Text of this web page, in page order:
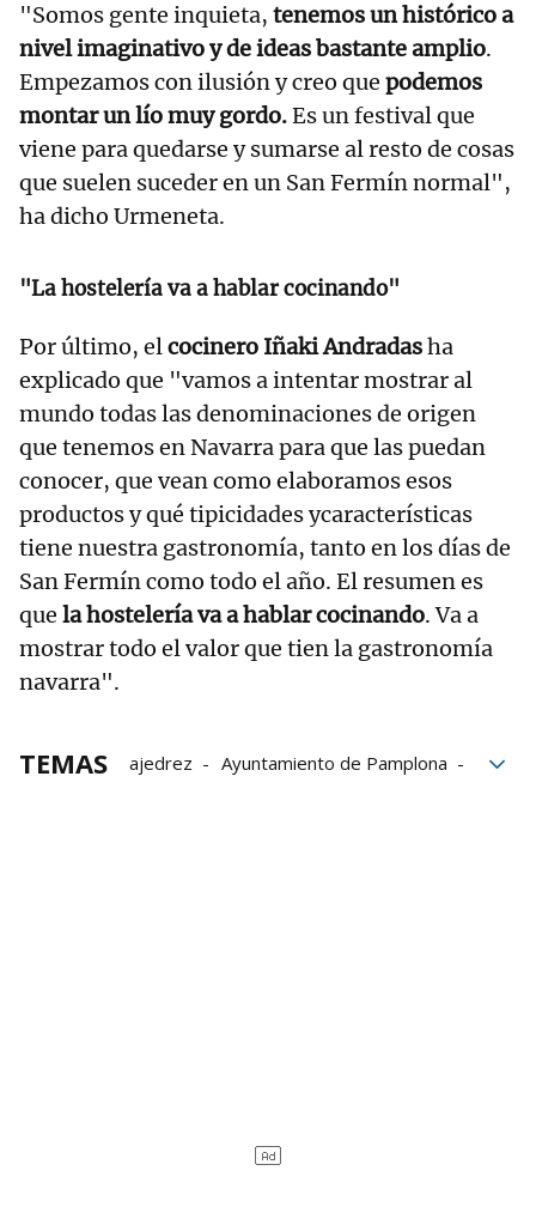
"Somos gente inquieta, tenemos un histórico a
nivel imaginativo y de ideas bastante amplio.
Empezamos con ilusión y creo que podemos
montar un lío muy gordo.Es un festival que
viene para quedarse y sumarse al resto de cosas
que suelen suceder en un San Fermín normal",
ha dicho Urmeneta.
"La hostelería va a hablar cocinando"
Por último, elcocinero Iñaki Andradasha
explicado que "vamos a intentar mostrar al
mundo todas las denominaciones de origen
que tenemos en Navarra para que las puedan
conocer, que vean como elaboramos esos
productos y qué tipicidades ycaracterísticas
tiene nuestra gastronomía, tanto en los días de
San Fermín como todo el año. El resumen es
que la hostelería va a hablar cocinando. Va a
mostrar todo el valor que tien la gastronomía
navarra".
TEMAS ajedrez
Ayuntamiento de Pamplona